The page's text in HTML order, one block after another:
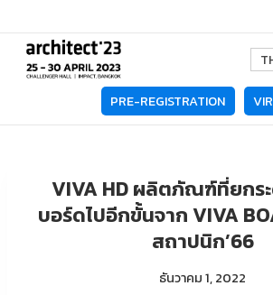
content
PRE-REGISTRATION
VIVA HD ผลิตภัณฑ์ที่ยกร
บอร์ดไปอีกขั้นจาก VIVA
สถาปนิก’66
ธันวาคม 1, 2022